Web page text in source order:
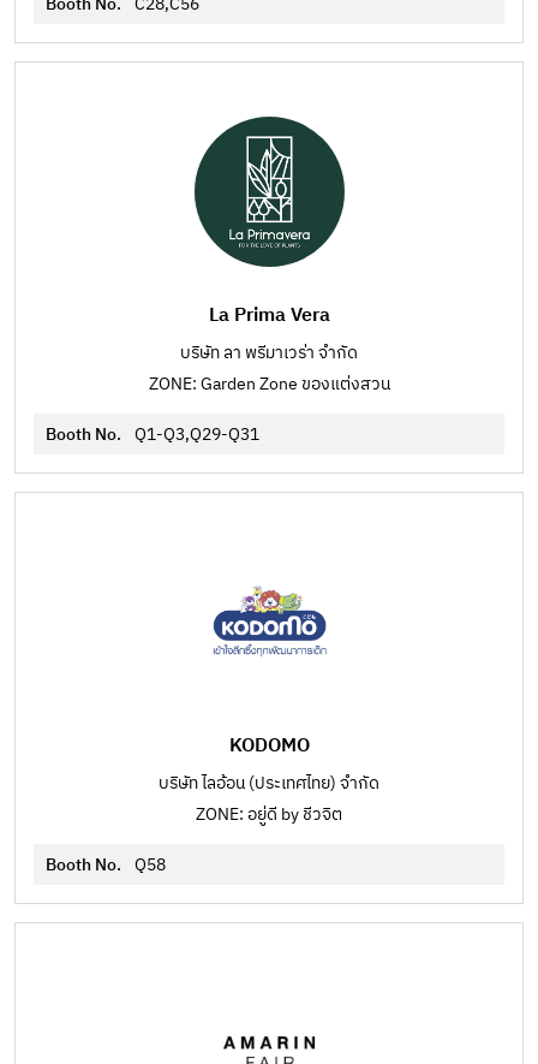
La Prima Vera
บริษัท ลา พรีมาเวร่า จำกัด
ZONE: Garden Zone ของแต่งสวน
Booth No. Q1-Q3,Q29-Q31
KODOMO
บริษัท ไลอ้อน (ประเทศไทย) จำกัด
ZONE: อยู่ดี by ชีวจิต
Booth No. Q58